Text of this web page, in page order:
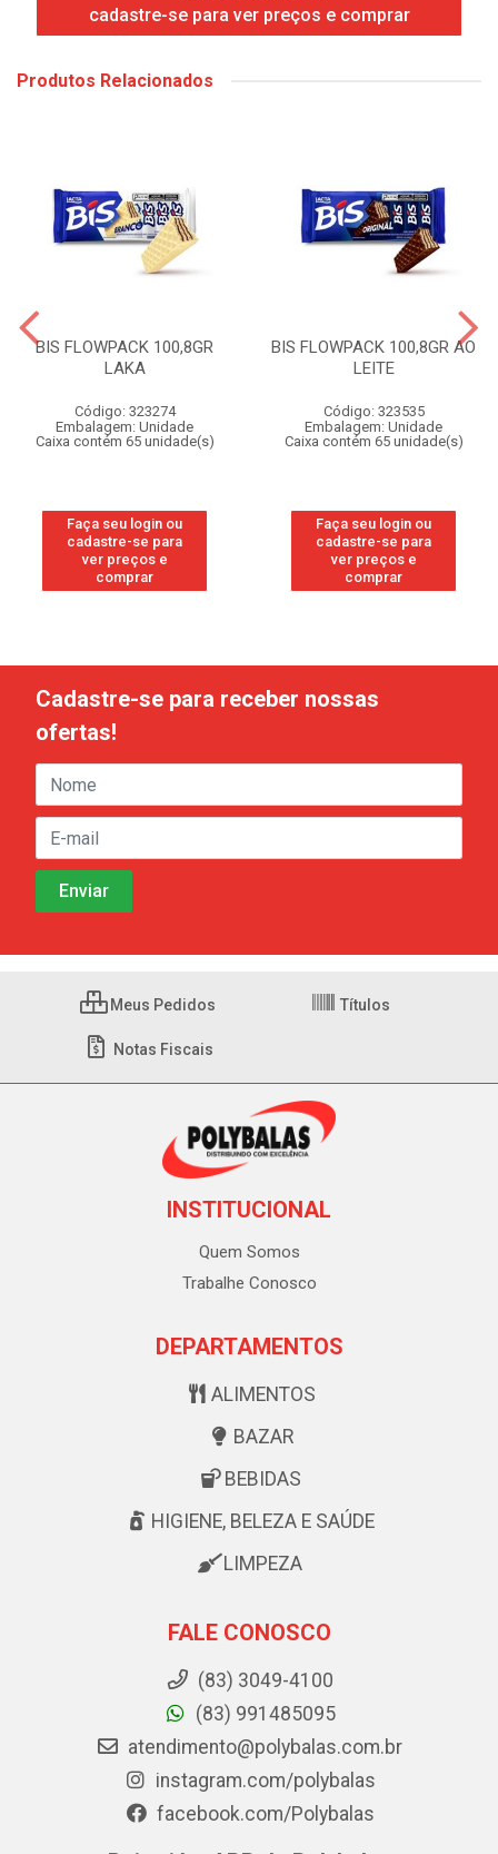
cadastre-se para ver preços e comprar
Produtos Relacionados
BIS FLOWPACK 100,8GR
LAKA
Código: 323274
Embalagem: Unidade
Caixa contém 65 unidade(s)
Faça seu login ou
cadastre-se para
ver preços e
comprar
BIS FLOWPACK 100,8GR AO
LEITE
Código: 323535
Embalagem: Unidade
Caixa contém 65 unidade(s)
Faça seu login ou
cadastre-se para
ver preços e
comprar
Cadastre-se para receber nossas
ofertas!
Meus Pedidos Títulos
Notas Fiscais
INSTITUCIONAL
Quem Somos
Trabalhe Conosco
DEPARTAMENTOS
ALIMENTOS
BAZAR
BEBIDAS
HIGIENE, BELEZA E SAÚDE
LIMPEZA
FALE CONOSCO
(83) 3049-4100
(83) 991485095
atendimento@polybalas.com.br
instagram.com/polybalas
facebook.com/Polybalas